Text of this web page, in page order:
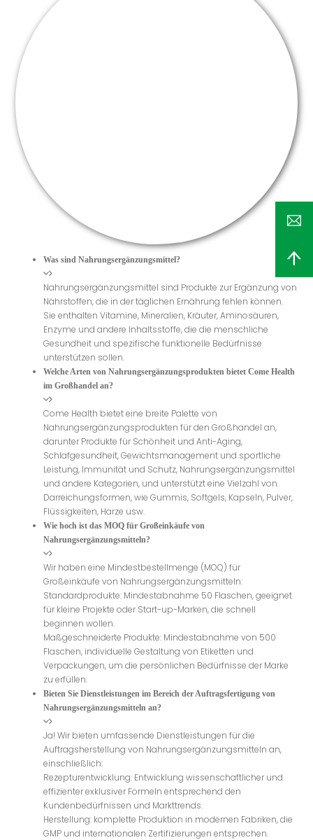
Was sind Nahrungsergänzungsmittel?
Nahrungsergänzungsmittel sind Produkte zur Ergänzung von
Nährstoffen, die in der täglichen Ernährung fehlen können.
Sie enthalten Vitamine, Mineralien, Kräuter, Aminosäuren,
Enzyme und andere Inhaltsstoffe, die die menschliche
Gesundheit und spezifische funktionelle Bedürfnisse
unterstützen sollen.
Welche Arten von Nahrungsergänzungsprodukten bietet Come Health
im Großhandel an?
Come Health bietet eine breite Palette von
Nahrungsergänzungsprodukten für den Großhandel an,
darunter Produkte für Schönheit und Anti-Aging,
Schlafgesundheit, Gewichtsmanagement und sportliche
Leistung, Immunität und Schutz, Nahrungsergänzungsmittel
und andere Kategorien, und unterstützt eine Vielzahl von
Darreichungsformen, wie Gummis, Softgels, Kapseln, Pulver,
Flüssigkeiten, Harze usw.
Wie hoch ist das MOQ für Großeinkäufe von
Nahrungsergänzungsmitteln?
Wir haben eine Mindestbestellmenge (MOQ) für
Großeinkäufe von Nahrungsergänzungsmitteln:
Standardprodukte: Mindestabnahme 50 Flaschen, geeignet
für kleine Projekte oder Start-up-Marken, die schnell
beginnen wollen.
Maßgeschneiderte Produkte: Mindestabnahme von 500
Flaschen, individuelle Gestaltung von Etiketten und
Verpackungen, um die persönlichen Bedürfnisse der Marke
zu erfüllen.
Bieten Sie Dienstleistungen im Bereich der Auftragsfertigung von
Nahrungsergänzungsmitteln an?
Ja! Wir bieten umfassende Dienstleistungen für die
Auftragsherstellung von Nahrungsergänzungsmitteln an,
einschließlich:
Rezepturentwicklung: Entwicklung wissenschaftlicher und
effizienter exklusiver Formeln entsprechend den
Kundenbedürfnissen und Markttrends.
Herstellung: komplette Produktion in modernen Fabriken, die
GMP und internationalen Zertifizierungen entsprechen.